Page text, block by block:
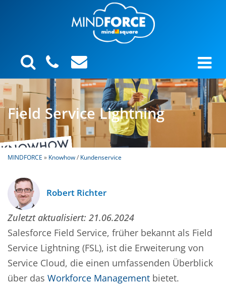
Field Service Lightning
MINDFORCE » Knowhow/ Kundenservice
Robert Richter
Zuletzt aktualisiert: 21.06.2024
Salesforce Field Service, früher bekannt als Field
Service Lightning (FSL), ist die Erweiterung von
Service Cloud, die einen umfassenden Überblick
über das Workforce Management bietet.